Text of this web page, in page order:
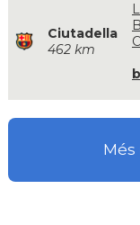
Ciutadella
462 km